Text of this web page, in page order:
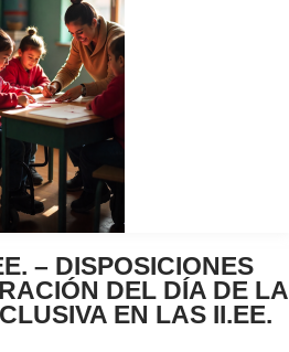
– DISPOSICIONES
DEL DÍA DE LA
EN LAS II.EE.